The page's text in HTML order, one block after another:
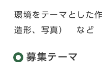
環境をテーマとした
造形、写真） など
募集テーマ